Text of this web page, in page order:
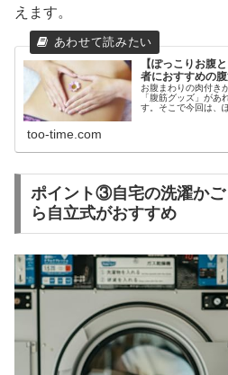
えます。
【ぽっこりお腹
者におすすめの
お腹まわりの肉付き
「腹筋グッズ」があ
す。そこで今回は、
too-time.com
ポイント③自宅の洗濯か
ら自立式がおすすめ